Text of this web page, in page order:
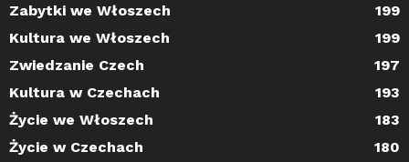
Zabytki we Włoszech
199
Kultura we Włoszech
199
Zwiedzanie Czech
197
Kultura w Czechach
193
Życie we Włoszech
183
Życie w Czechach
180